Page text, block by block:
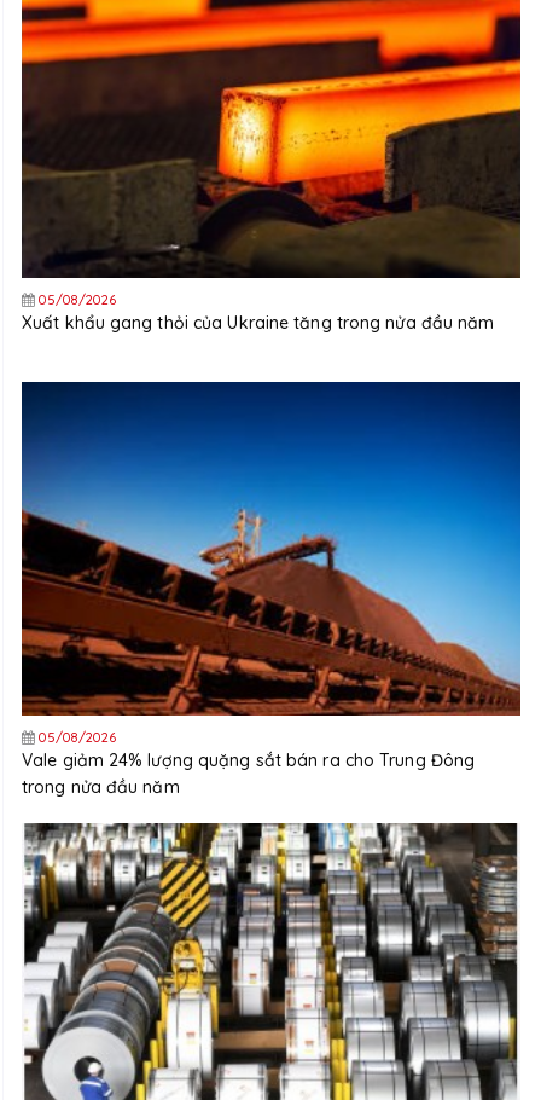
05/08/2026
Xuất khẩu gang thỏi của Ukraine tăng trong nửa đầu năm
05/08/2026
Vale giảm 24% lượng quặng sắt bán ra cho Trung Đông
trong nửa đầu năm